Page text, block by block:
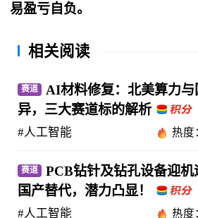
易盈亏自负。
相关阅读
赛道
AI材料修复：北美算力与
异，三大赛道标的解析
#人工智能 热度
赛道
PCB钻针及钻孔设备迎机
国产替代，潜力凸显！
#人工智能 热度